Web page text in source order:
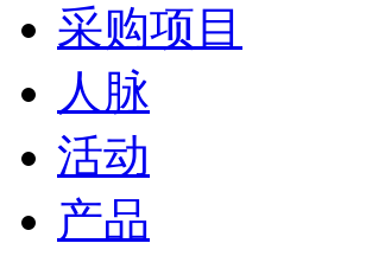
采购项目
人脉
活动
产品